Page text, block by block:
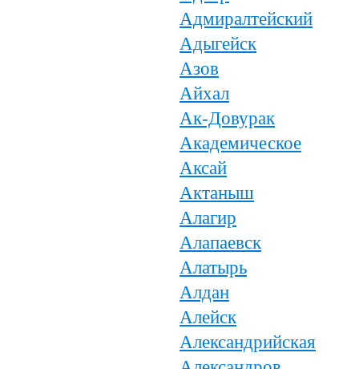
Адмиралтейский
Адыгейск
Азов
Айхал
Ак-Довурак
Академическое
Аксай
Актаныш
Алагир
Алапаевск
Алатырь
Алдан
Алейск
Александрийская